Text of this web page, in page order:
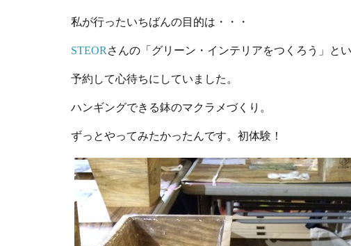
私が行ったいちばんの目的は・・・
STEOR さんの「グリーン・インテリアをつくろう」と
予約して心待ちにしていました。
ハンギングできる鉢のマクラメづくり。
ずっとやってみたかったんです。初体験！